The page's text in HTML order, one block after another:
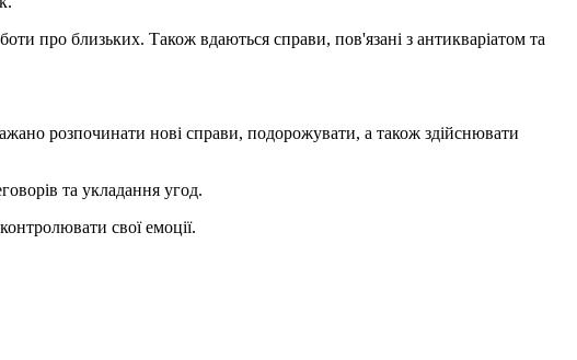
про близьких. Також вдаються справи, пов'язані з антикваріатом та
розпочинати нові справи, подорожувати, а також здійснювати
та укладання угод.
свої емоції.